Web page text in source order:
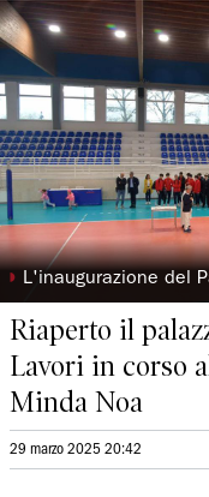
◗ L'inaugurazione del
Riaperto il
Lavori in corso
Minda Noa
29 marzo 2025 20:42